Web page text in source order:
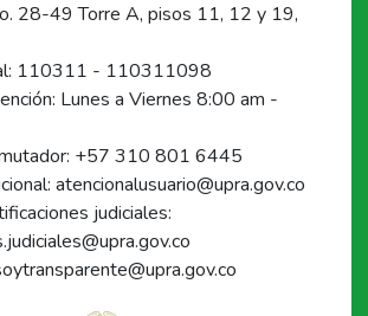
28-49 Torre A, pisos 11, 12 y 19,
110311 - 110311098
Lunes a Viernes 8:00 am -
+57 310 801 6445
atencionalusuario@upra.gov.co
judiciales: